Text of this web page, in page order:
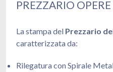
PREZZARIO
La stampa del Prezzario
caratterizzata da:
Rilegatura con Spirale